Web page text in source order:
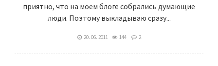
приятно, что на моем блоге собрались думающие
люди. Поэтому выкладываю сразу...
20. 06. 2011 144 2